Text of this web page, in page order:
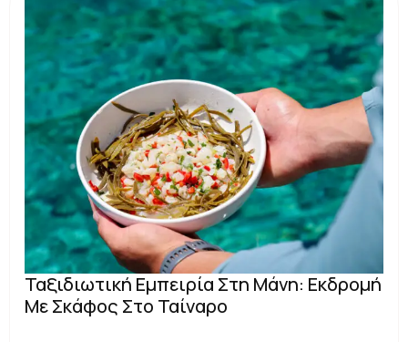
Ταξιδιωτική Εμπειρία Στη Μάνη: Εκδρομή
Με Σκάφος Στο Ταίναρο